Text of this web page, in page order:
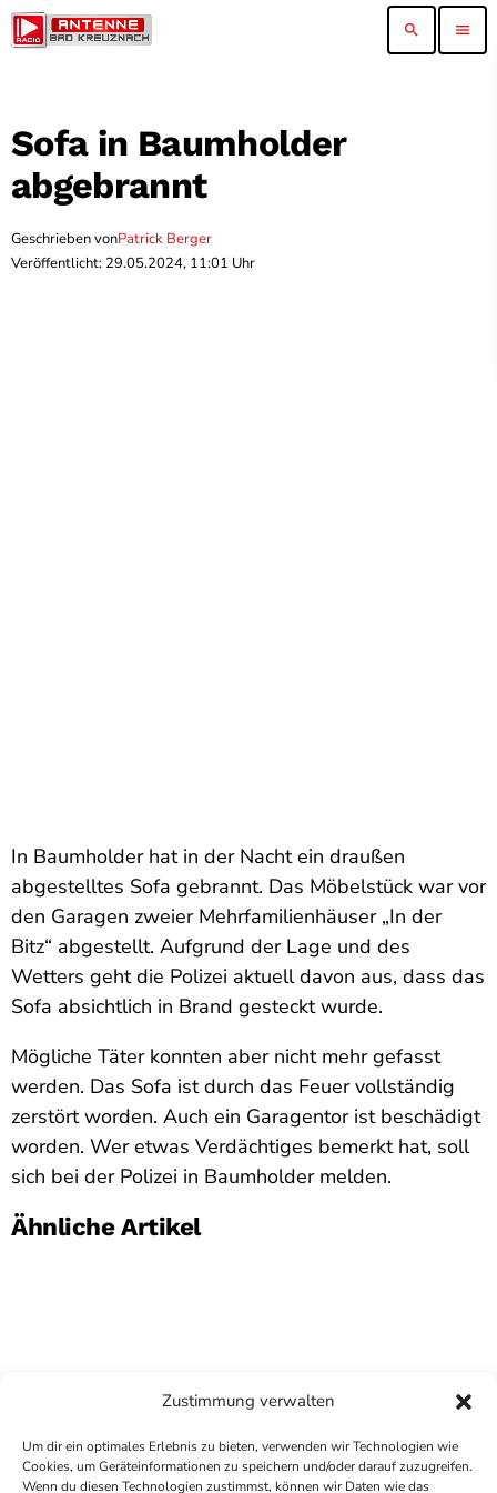
Zustimmung verwalten
Um dir ein optimales Erlebnis zu bieten, verwenden wir Technologien wie
Cookies, um Geräteinformationen zu speichern und/oder darauf zuzugreifen.
Wenn du diesen Technologien zustimmst, können wir Daten wie das
search menu
Sofa in Baumholder
abgebrannt
Geschrieben vonPatrick Berger
Veröffentlicht: 29.05.2024, 11:01 Uhr
In Baumholder hat in der Nacht ein draußen
abgestelltes Sofa gebrannt. Das Möbelstück war vor
den Garagen zweier Mehrfamilienhäuser „In der
Bitz“ abgestellt. Aufgrund der Lage und des
Wetters geht die Polizei aktuell davon aus, dass das
Sofa absichtlich in Brand gesteckt wurde.
Mögliche Täter konnten aber nicht mehr gefasst
werden. Das Sofa ist durch das Feuer vollständig
zerstört worden. Auch ein Garagentor ist beschädigt
worden. Wer etwas Verdächtiges bemerkt hat, soll
sich bei der Polizei in Baumholder melden.
Ähnliche Artikel